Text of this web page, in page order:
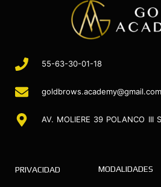
55-63-30-01-18
goldbrows.academy@gmail.com
AV. MOLIERE 39 POLANCO III
PRIVACIDAD MODALIDADES